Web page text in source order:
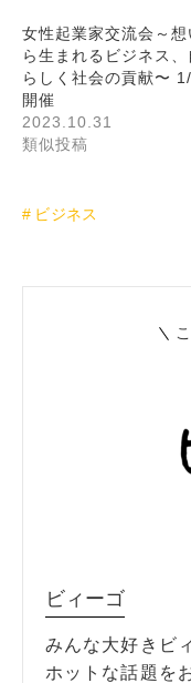
女性起業家交流会～想
ら生まれるビジネス、
らしく社会の貢献〜
開催
2023.10.31
類似投稿
ビジネス
ビィーゴ
みんな大好きビ
ホットな話題を